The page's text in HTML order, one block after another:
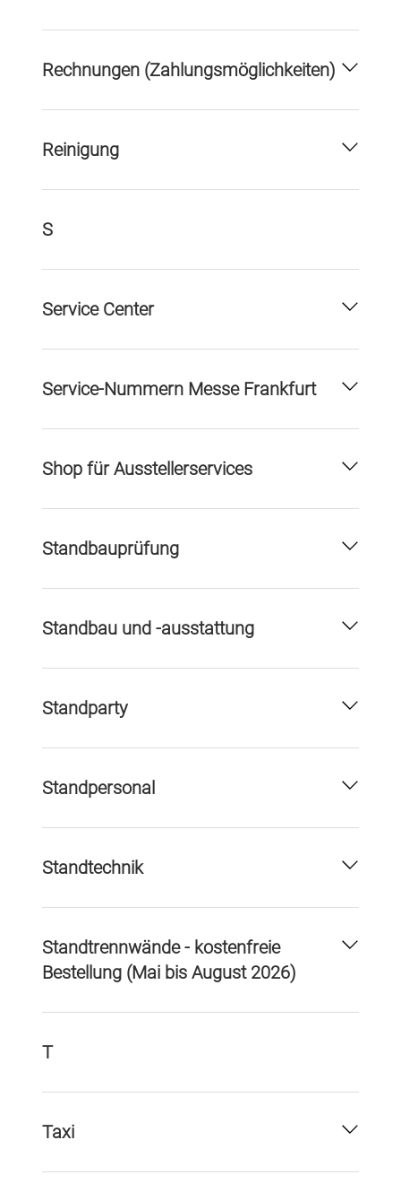
Rechnungen (Zahlungsmöglichkeiten)
Reinigung
S
Service Center
Service-Nummern Messe Frankfurt
Shop für Ausstellerservices
Standbauprüfung
Standbau und -ausstattung
Standparty
Standpersonal
Standtechnik
Standtrennwände - kostenfreie
Bestellung (Mai bis August 2026)
T
Taxi